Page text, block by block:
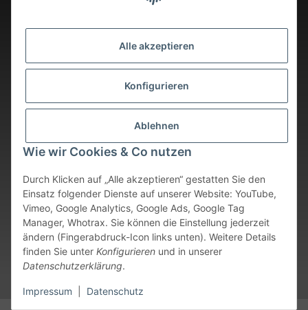
Alle akzeptieren
Konfigurieren
Ablehnen
Wie wir Cookies & Co nutzen
Durch Klicken auf „Alle akzeptieren“ gestatten Sie den
Einsatz folgender Dienste auf unserer Website: YouTube,
Vimeo, Google Analytics, Google Ads, Google Tag
Manager, Whotrax. Sie können die Einstellung jederzeit
ändern (Fingerabdruck-Icon links unten). Weitere Details
finden Sie unter Konfigurieren und in unserer
Datenschutzerklärung.
Impressum Datenschutz
Vertrag widerrufen
* Alle Preise inkl. gesetzlicher USt., zzgl.Versand
verfügbaren Artikeln erfolgt der Versand innerhalb von 24